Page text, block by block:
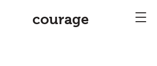
courage